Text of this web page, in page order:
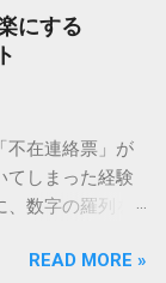
も少なくあり
、特定のコー
号を呼び出す
します。 この
字・外字が出て
てこない漢字が
字を認識する
水準」「第2水
にする
不在連絡票」が
てしまった経験
数字の羅列を
かもしれませ
READ MORE »